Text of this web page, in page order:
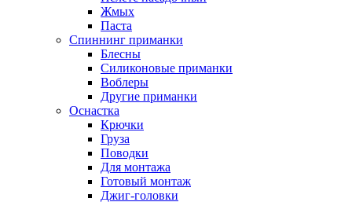
Жмых
Паста
Спиннинг приманки
Блесны
Силиконовые приманки
Воблеры
Другие приманки
Оснастка
Крючки
Груза
Поводки
Для монтажа
Готовый монтаж
Джиг-головки